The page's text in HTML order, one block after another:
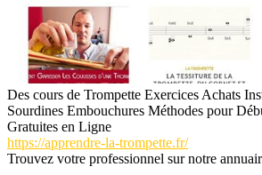
Des cours de Trompette Exercices Achats
Sourdines Embouchures Méthodes pour
Gratuites en Ligne
https://apprendre-la-trompette.fr/
Trouvez votre professionnel sur notre